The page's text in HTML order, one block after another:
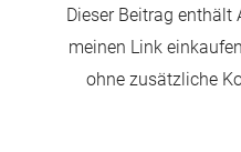
Dieser Beitrag enthält
meinen Link
ohne zusätzliche